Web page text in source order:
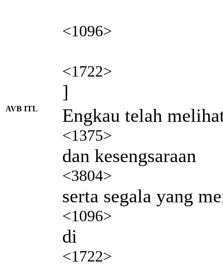
<1096>
<1722>
]
AVB ITL Engkau telah
<1375>
dan kesengsaraan
<3804>
serta segala yang
<1096>
di
<1722>